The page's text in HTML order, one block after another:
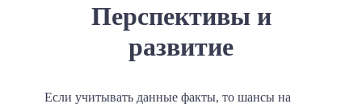
Перспективы и
развитие
Если учитывать данные факты, то шансы на